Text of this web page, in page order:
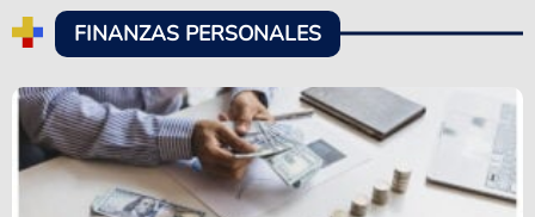
FINANZAS PERSONALES